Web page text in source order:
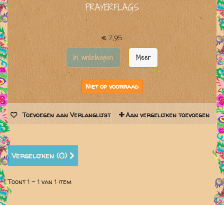
PRAYERFLAGS
€ 7,95
In winkelwagen Meer
Niet op voorraad
Toevoegen aan Verlanglijst Aan vergelijken toevoegen
Vergelijken (0)
Toont 1 - 1 van 1 item